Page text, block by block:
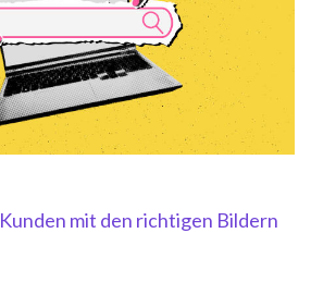
mit den richtigen Bildern